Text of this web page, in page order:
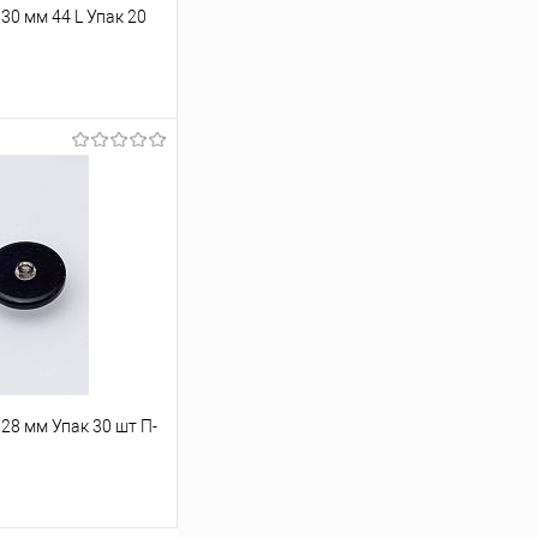
мм 44 L Упак 20
Под заказ
мм Упак 30 шт П-